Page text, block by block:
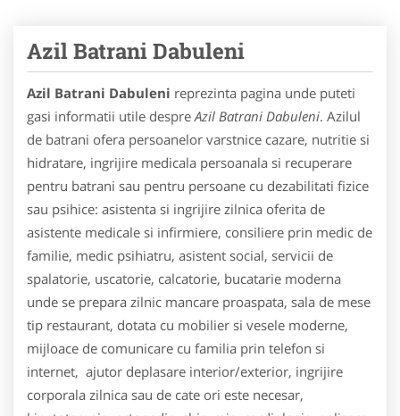
Azil Batrani Dabuleni
Azil Batrani Dabuleni reprezinta pagina unde puteti
gasi informatii utile despreAzil Batrani Dabuleni. Azilul
de batrani ofera persoanelor varstnice cazare, nutritie si
hidratare, ingrijire medicala persoanala si recuperare
pentru batrani sau pentru persoane cu dezabilitati fizice
sau psihice: asistenta si ingrijire zilnica oferita de
asistente medicale si infirmiere, consiliere prin medic de
familie, medic psihiatru, asistent social, servicii de
spalatorie, uscatorie, calcatorie, bucatarie moderna
unde se prepara zilnic mancare proaspata, sala de mese
tip restaurant, dotata cu mobilier si vesele moderne,
mijloace de comunicare cu familia prin telefon si
internet, ajutor deplasare interior/exterior, ingrijire
corporala zilnica sau de cate ori este necesar,